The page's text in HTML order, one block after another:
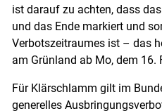
ist darauf zu achten, dass
und das Ende markiert und
Verbotszeitraumes ist – das
am Grünland ab Mo, dem 16.
Für Klärschlamm gilt im
generelles